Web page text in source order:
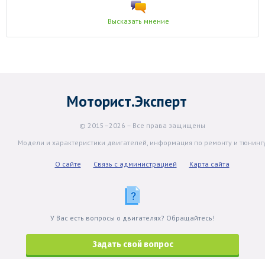
Высказать мнение
Моторист.Эксперт
© 2015–2026 – Все права защищены
Модели и характеристики двигателей, информация по ремонту и
О сайте Связь с администрацией Карта сайта
У Вас есть вопросы о двигателях? Обращайтесь!
Задать свой вопрос